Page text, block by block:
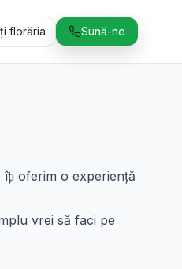
florăria Sună-ne
îți oferim o experiență
vrei să faci pe